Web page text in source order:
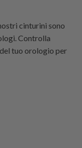
cinturini sono
Controlla
tuo orologio per